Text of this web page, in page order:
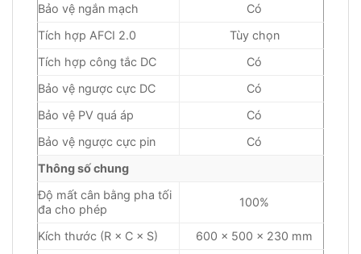
Bảo vệ ngắn mạch
Có
Tích hợp AFCI 2.0
Tùy chọn
Tích hợp công tắc DC
Có
Bảo vệ ngược cực DC
Có
Bảo vệ PV quá áp
Có
Bảo vệ ngược cực pin
Có
Thông số chung
Độ mất cân bằng pha tối
đa cho phép
100%
Kích thước (R × C × S)
600 × 500 × 230 mm